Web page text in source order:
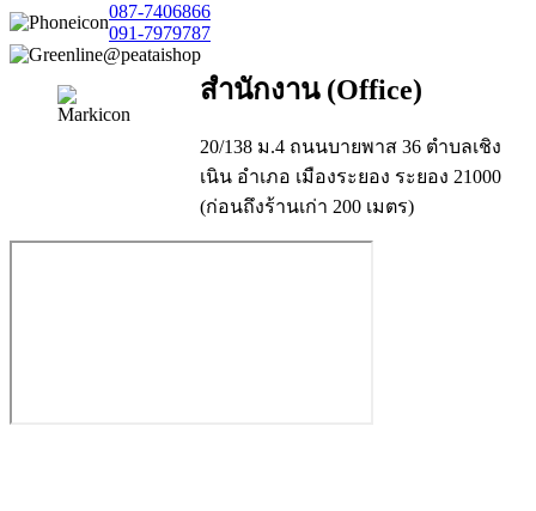
087-7406866
091-7979787
@peataishop
สำนักงาน (Office)
20/138 ม.4 ถนนบายพาส 36 ตำบลเชิง
เนิน อำเภอ เมืองระยอง ระยอง 21000
(ก่อนถึงร้านเก่า 200 เมตร)